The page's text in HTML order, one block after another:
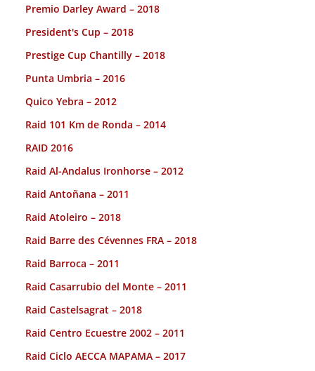
Premio Darley Award – 2018
President's Cup – 2018
Prestige Cup Chantilly – 2018
Punta Umbria – 2016
Quico Yebra – 2012
Raid 101 Km de Ronda – 2014
RAID 2016
Raid Al-Andalus Ironhorse – 2012
Raid Antoñana – 2011
Raid Atoleiro – 2018
Raid Barre des Cévennes FRA – 2018
Raid Barroca – 2011
Raid Casarrubio del Monte – 2011
Raid Castelsagrat – 2018
Raid Centro Ecuestre 2002 – 2011
Raid Ciclo AECCA MAPAMA – 2017